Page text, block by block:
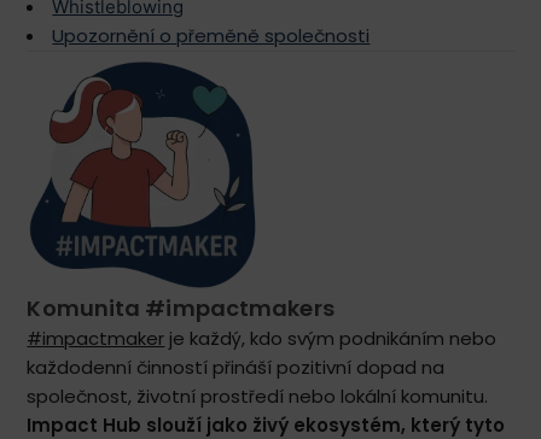
Whistleblowing
Upozornění o přeměně společnosti
Komunita #impactmakers
#impactmaker je každý, kdo svým podnikáním nebo
každodenní činností přináší pozitivní dopad na
společnost, životní prostředí nebo lokální komunitu.
Impact Hub slouží jako živý ekosystém, který tyto